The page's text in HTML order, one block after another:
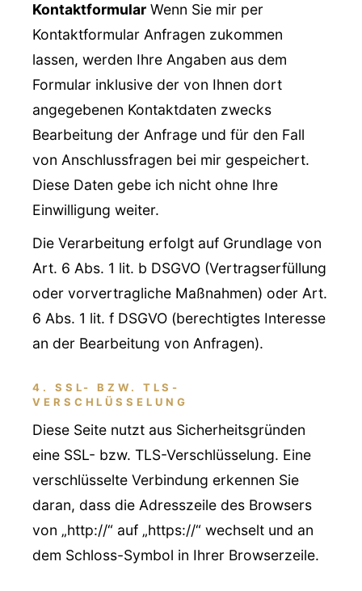
Kontaktformular Wenn Sie mir per
Kontaktformular Anfragen zukommen
lassen, werden Ihre Angaben aus dem
Formular inklusive der von Ihnen dort
angegebenen Kontaktdaten zwecks
Bearbeitung der Anfrage und für den Fall
von Anschlussfragen bei mir gespeichert.
Diese Daten gebe ich nicht ohne Ihre
Einwilligung weiter.
Die Verarbeitung erfolgt auf Grundlage von
Art. 6 Abs. 1 lit. b DSGVO (Vertragserfüllung
oder vorvertragliche Maßnahmen) oder Art.
6 Abs. 1 lit. f DSGVO (berechtigtes Interesse
an der Bearbeitung von Anfragen).
4. SSL- BZW. TLS-
VERSCHLÜSSELUNG
Diese Seite nutzt aus Sicherheitsgründen
eine SSL- bzw. TLS-Verschlüsselung. Eine
verschlüsselte Verbindung erkennen Sie
daran, dass die Adresszeile des Browsers
von „http://“ auf „https://“ wechselt und an
dem Schloss-Symbol in Ihrer Browserzeile.